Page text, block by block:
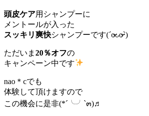
頭皮ケア用シャンプーに
メントールが入った
スッキリ爽快シャンプーです(ˊo̶̶̷ᴗo̶̶̷`)
ただいま 20％オフの
キャンペーン中です
nao＊cでも
体験して頂けますので
この機会に是非(*´╰╯`๓)♬